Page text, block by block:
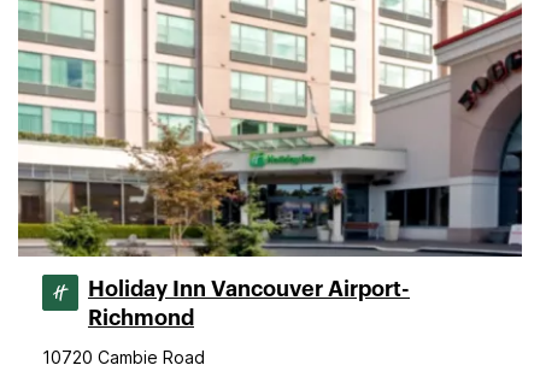
Holiday Inn Vancouver Airport-
Richmond
10720 Cambie Road